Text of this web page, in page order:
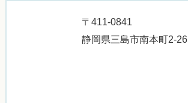
〒411-0841
静岡県三島市南本町2-26